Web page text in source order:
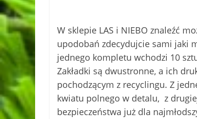
W sklepie LAS i NIEBO znaleźć
upodobań zdecydujcie sami jaki
jednego kompletu wchodzi 10
Zakładki są dwustronne, a ich
pochodzącym z recyclingu. Z
kwiatu polnego w detalu, z
bezpieczeństwa już dla